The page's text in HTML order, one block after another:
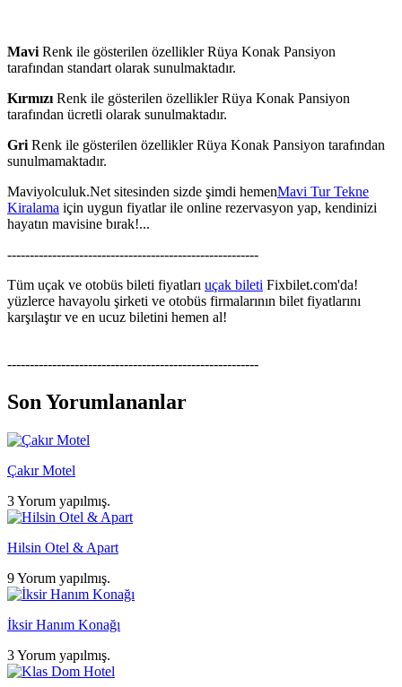
Mavi Renk ile gösterilen özellikler Rüya Konak Pansiyon
tarafından standart olarak sunulmaktadır.
Kırmızı Renk ile gösterilen özellikler Rüya Konak Pansiyon
tarafından ücretli olarak sunulmaktadır.
Gri Renk ile gösterilen özellikler Rüya Konak Pansiyon tarafından
sunulmamaktadır.
Maviyolculuk.Net sitesinden sizde şimdi hemenMavi Tur Tekne
Kiralama için uygun fiyatlar ile online rezervasyon yap, kendinizi
hayatın mavisine bırak!...
--------------------------------------------------------
Tüm uçak ve otobüs bileti fiyatları uçak bileti Fixbilet.com'da!
yüzlerce havayolu şirketi ve otobüs firmalarının bilet fiyatlarını
karşılaştır ve en ucuz biletini hemen al!
--------------------------------------------------------
Son Yorumlananlar
Çakır Motel
3 Yorum yapılmış.
Hilsin Otel & Apart
9 Yorum yapılmış.
İksir Hanım Konağı
3 Yorum yapılmış.